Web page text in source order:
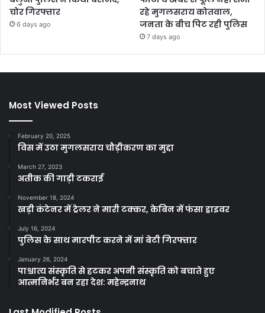
चोर गिरफ्तार
6 days ago
रहे मुगलसराय कोतवाल,
जनता के बीच पिट रही पुलिस
7 days ago
Most Viewed Posts
February 20, 2025
विस में उठा मुगलसराय चौड़ीकरण का मुद्दा
March 27, 2023
अतीक की गाड़ी टकराई
November 18, 2024
खड़ी कंटेनर में ट्रेलर ने मारी टक्कर, केबिन में फंसा ड्राइवर
July 16, 2024
पुलिस के साथ मारपीट करने में मां बेटी गिरफ्तार
January 26, 2024
पाश्चात्य संस्कृति से हटकर अपनी संस्कृति को बचाते हुए
आत्मनिर्भर बन रहा देश: महेन्द्रनाथ